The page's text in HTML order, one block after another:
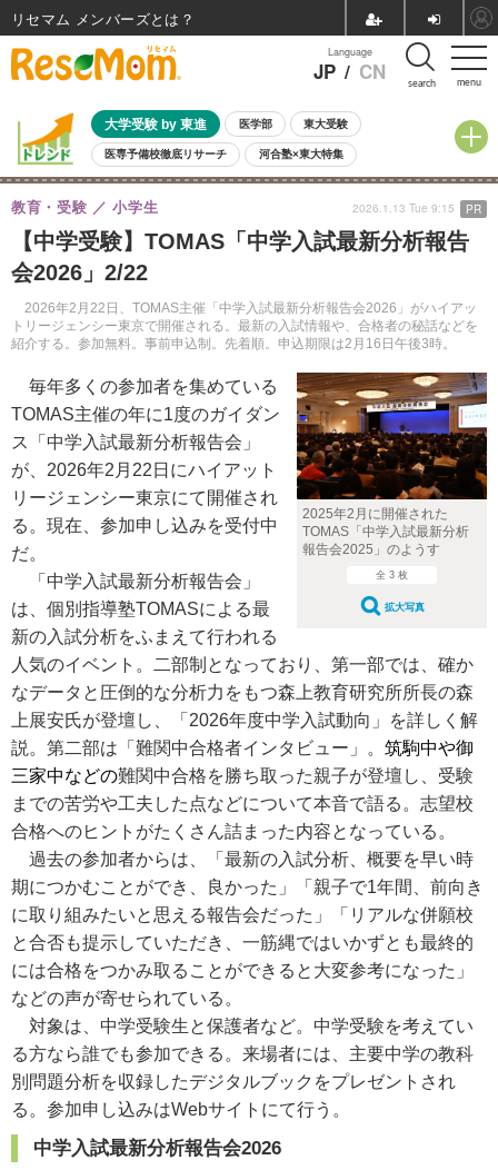
menu
Language
JP / CN search
大学受験 by 東進 医学部 東大受験
医専予備校徹底リサーチ 河合塾×東大特集
親子で考える大学選び 高校受験 中学受験 小学校受験
共通テスト 夏休み
8月開催イベント・WS 全国公立高校 過去問 人気記事
自由研究教材（小学生向け）
【中学受験】TOMAS「中学入試最新分析報告
会2026」2/22
2026年2月22日、TOMAS主催「中学入試最新分析報告会2026」がハイアッ
トリージェンシー東京で開催される。最新の入試情報や、合格者の秘話などを
紹介する。参加無料。事前申込制。先着順。申込期限は2月16日午後3時。
教育・受験 小学生 2026.1.13 Tue 9:15 PR
2025年2月に開催された
TOMAS「中学入試最新分析
報告会2025」のようす
全 3 枚
拡大写真
毎年多くの参加者を集めている
TOMAS主催の年に1度のガイダン
ス「中学入試最新分析報告会」
が、2026年2月22日にハイアット
リージェンシー東京にて開催され
る。現在、参加申し込みを受付中
だ。
「中学入試最新分析報告会」
は、個別指導塾TOMASによる最
新の入試分析をふまえて行われる
人気のイベント。二部制となっており、第一部では、確か
なデータと圧倒的な分析力をもつ森上教育研究所所長の森
上展安氏が登壇し、「2026年度中学入試動向」を詳しく解
説。第二部は「難関中合格者インタビュー」。 筑駒中や御
三家中などの難関中合格を勝ち取った親子が登壇し、受験
までの苦労や工夫した点などについて本音で語る。志望校
合格へのヒントがたくさん詰まった内容となっている。
過去の参加者からは、「最新の入試分析、概要を早い時
期につかむことができ、良かった」「親子で1年間、前向き
に取り組みたいと思える報告会だった」「リアルな併願校
と合否も提示していただき、一筋縄ではいかずとも最終的
には合格をつかみ取ることができると大変参考になった」
などの声が寄せられている。
対象は、中学受験生と保護者など。中学受験を考えてい
る方なら誰でも参加できる。来場者には、主要中学の教科
別問題分析を収録したデジタルブックをプレゼントされ
る。参加申し込みはWebサイトにて行う。
中学入試最新分析報告会2026
リセマム メンバーズ